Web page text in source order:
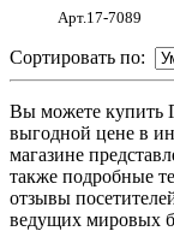
Арт.17-7089
Сортировать по:
Вы можете купить
выгодной цене в
магазине
также подробные
отзывы
ведущих мировых